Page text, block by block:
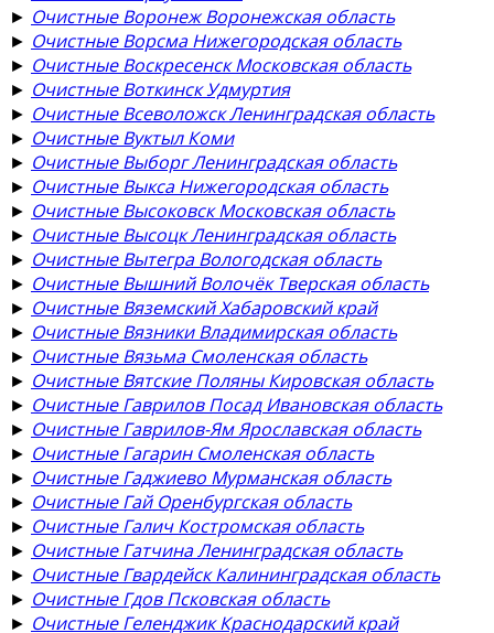
► Очистные Воронеж Воронежская область
► Очистные Ворсма Нижегородская область
► Очистные Воскресенск Московская область
► Очистные Воткинск Удмуртия
► Очистные Всеволожск Ленинградская область
► Очистные Вуктыл Коми
► Очистные Выборг Ленинградская область
► Очистные Выкса Нижегородская область
► Очистные Высоковск Московская область
► Очистные Высоцк Ленинградская область
► Очистные Вытегра Вологодская область
► Очистные Вышний Волочёк Тверская область
► Очистные Вяземский Хабаровский край
► Очистные Вязники Владимирская область
► Очистные Вязьма Смоленская область
► Очистные Вятские Поляны Кировская область
► Очистные Гаврилов Посад Ивановская область
► Очистные Гаврилов-Ям Ярославская область
► Очистные Гагарин Смоленская область
► Очистные Гаджиево Мурманская область
► Очистные Гай Оренбургская область
► Очистные Галич Костромская область
► Очистные Гатчина Ленинградская область
► Очистные Гвардейск Калининградская область
► Очистные Гдов Псковская область
► Очистные Геленджик Краснодарский край